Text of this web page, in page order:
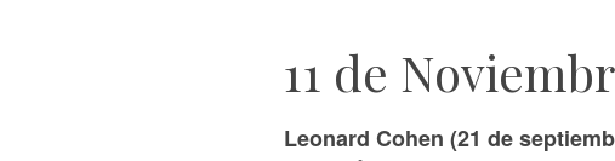
11 de
Leonard Cohen (21 de